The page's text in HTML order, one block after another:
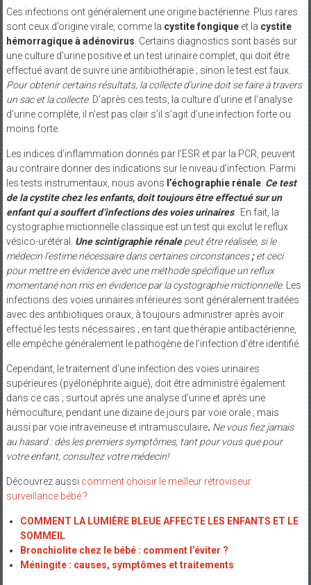
Ces infections ont généralement une origine bactérienne. Plus rares
sont ceux d’origine virale, comme la cystite fongiqueet la cystite
hémorragique à adénovirus. Certains diagnostics sont basés sur
une culture d’urine positive et un test urinaire complet, qui doit être
effectué avant de suivre une antibiothérapie ; sinon le test est faux.
Pour obtenir certains résultats, la collecte d’urine doit se faire à travers
un sac et la collecte. D’après ces tests, la culture d’urine et l’analyse
d’urine complète, il n’est pas clair s’il s’agit d’une infection forte ou
moins forte.
Les indices d’inflammation donnés par l’ESR et par la PCR, peuvent
au contraire donner des indications sur le niveau d’infection. Parmi
les tests instrumentaux, nous avons l’échographie rénale. Ce test
de la cystite chez les enfants, doit toujours être effectué sur un
enfant qui a souffert d’infections des voies urinaires. En fait, la
cystographie mictionnelle classique est un test qui exclut le reflux
vésico-urétéral. Une scintigraphie rénalepeut être réalisée, si le
médecin l’estime nécessaire dans certaines circonstances;et ceci
pour mettre en évidence avec une méthode spécifique un reflux
momentané non mis en évidence par la cystographie mictionnelle. Les
infections des voies urinaires inférieures sont généralement traitées
avec des antibiotiques oraux, à toujours administrer après avoir
effectué les tests nécessaires ; en tant que thérapie antibactérienne,
elle empêche généralement le pathogène de l’infection d’être identifié.
Cependant, le traitement d’une infection des voies urinaires
supérieures (pyélonéphrite aiguë), doit être administré également
dans ce cas ; surtout après une analyse d’urine et après une
hémoculture, pendant une dizaine de jours par voie orale ; mais
aussi par voie intraveineuse et intramusculaire. Ne vous fiez jamais
au hasard : dès les premiers symptômes, tant pour vous que pour
votre enfant, consultez votre médecin!
Découvrez aussi comment choisir le meilleur rétroviseur
surveillance bébé ?
COMMENT LA LUMIÈRE BLEUE AFFECTE LES ENFANTS ET LE
SOMMEIL
Bronchiolite chez le bébé : comment l’éviter ?
Méningite : causes, symptômes et traitements